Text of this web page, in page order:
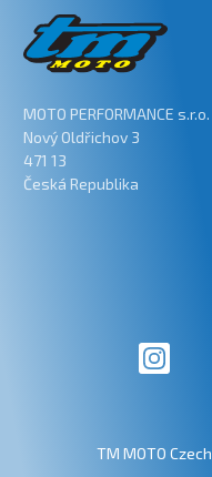
MOTO PERFORMANCE s.r.o.
Nový Oldřichov 3
471 13
Česká Republika
TM MOTO Czech